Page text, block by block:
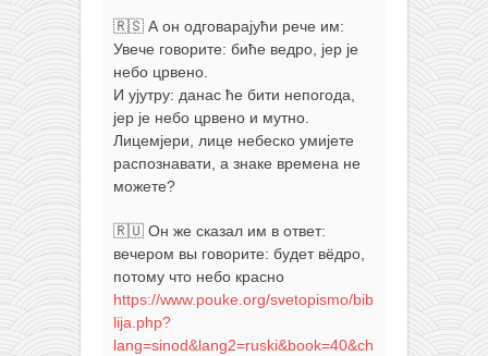
🇷🇸 А он одговарајући рече им:
Увече говорите: биће ведро, јер је
небо црвено.
И ујутру: данас ће бити непогода,
јер је небо црвено и мутно.
Лицемјери, лице небеско умијете
распознавати, а знаке времена не
можете?
🇷🇺 Он же сказал им в ответ:
вечером вы говорите: будет вёдро,
потому что небо красно
https://www.pouke.org/svetopismo/bib
lija.php?
lang=sinod&lang2=ruski&book=40&ch